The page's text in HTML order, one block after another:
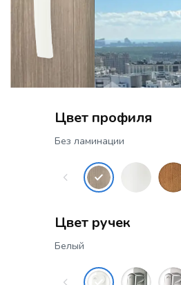
Цвет профиля
Без ламинации
Цвет ручек
Белый